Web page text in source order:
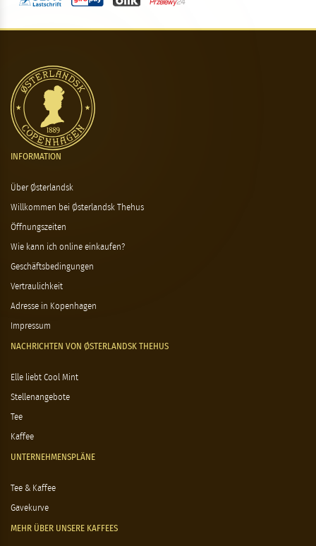
INFORMATION
Über Østerlandsk
Willkommen bei Østerlandsk Thehus
Öffnungszeiten
Wie kann ich online einkaufen?
Geschäftsbedingungen
Vertraulichkeit
Adresse in Kopenhagen
Impressum
NACHRICHTEN VON ØSTERLANDSK THEHUS
Elle liebt Cool Mint
Stellenangebote
Tee
Kaffee
UNTERNEHMENSPLÄNE
Tee & Kaffee
Gavekurve
MEHR ÜBER UNSERE KAFFEES